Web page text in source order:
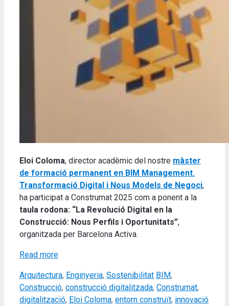
Eloi Coloma, director acadèmic del nostre màster
de formació permanent en BIM Management.
Transformació Digital i Nous Models de Negoci,
ha participat a Construmat 2025 com a ponent a la
taula rodona: “La Revolució Digital en la
Construcció: Nous Perfils i Oportunitats”,
organitzada per Barcelona Activa.
Read more
Categories
Arquitectura, Enginyeria, Sostenibilitat Tags
BIM,
Construcció, construcció digitalitzada, Construmat,
digitalització, Eloi Coloma, entorn construït, innovació